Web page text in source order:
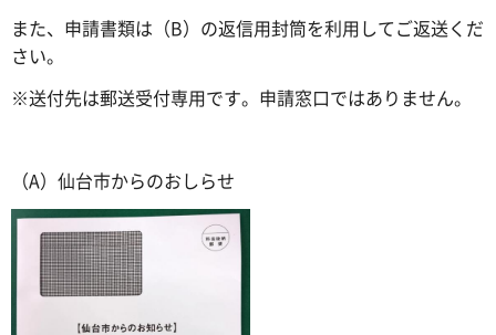
また、申請書類は（B）の返信用封筒を利用してご返送くだ
さい。
※送付先は郵送受付専用です。申請窓口ではありません。
（A）仙台市からのおしらせ